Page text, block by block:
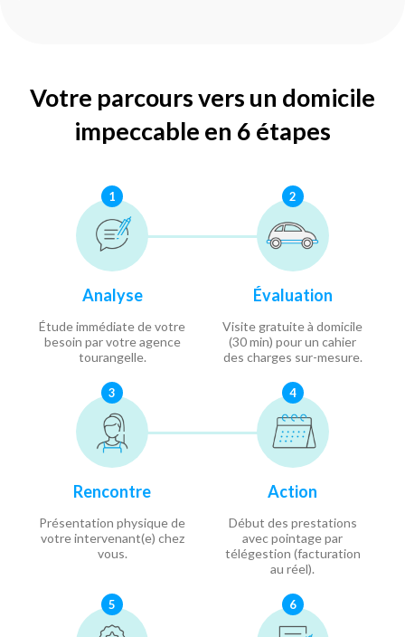
Votre parcours vers un domicile
impeccable en 6 étapes
1
Analyse
Étude immédiate de votre
besoin par votre agence
tourangelle.
2
Évaluation
Visite gratuite à domicile
(30 min) pour un cahier
des charges sur-mesure.
3
Rencontre
Présentation physique de
votre intervenant(e) chez
vous.
4
Action
Début des prestations
avec pointage par
télégestion (facturation
au réel).
5 6